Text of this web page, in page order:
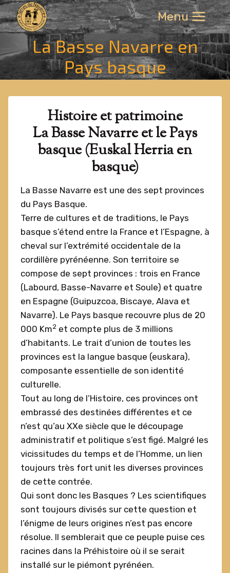
Aller
au
contenu
Menu
La Basse Navarre en
Pays basque
Histoire et patrimoine
La Basse Navarre et le Pays
basque (Euskal Herria en
basque)
La Basse Navarre est une des sept provinces
du Pays Basque.
Terre de cultures et de traditions, le Pays
basque s’étend entre la France et l’Espagne, à
cheval sur l’extrémité occidentale de la
cordillère pyrénéenne. Son territoire se
compose de sept provinces : trois en France
(Labourd, Basse-Navarre et Soule) et quatre
en Espagne (Guipuzcoa, Biscaye, Alava et
Navarre). Le Pays basque recouvre plus de 20
000 Km2 et compte plus de 3 millions
d’habitants. Le trait d’union de toutes les
provinces est la langue basque (euskara),
composante essentielle de son identité
culturelle.
Tout au long de l’Histoire, ces provinces ont
embrassé des destinées différentes et ce
n’est qu’au XXe siècle que le découpage
administratif et politique s’est figé. Malgré les
vicissitudes du temps et de l’Homme, un lien
toujours très fort unit les diverses provinces
de cette contrée.
Qui sont donc les Basques ? Les scientifiques
sont toujours divisés sur cette question et
l’énigme de leurs origines n’est pas encore
résolue. Il semblerait que ce peuple puise ces
racines dans la Préhistoire où il se serait
installé sur le piémont pyrénéen.